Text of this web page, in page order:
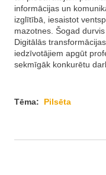
informācijas un
izglītībā, iesaistot
mazotnes. Šogad
Digitālās
iedzīvotājiem apgūt
sekmīgāk konkurētu
Tēma: Pilsēta